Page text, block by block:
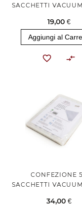
SACCHETTI
19,00 €
Aggiungi al
CONFEZIONE
SACCHETTI
34,00 €